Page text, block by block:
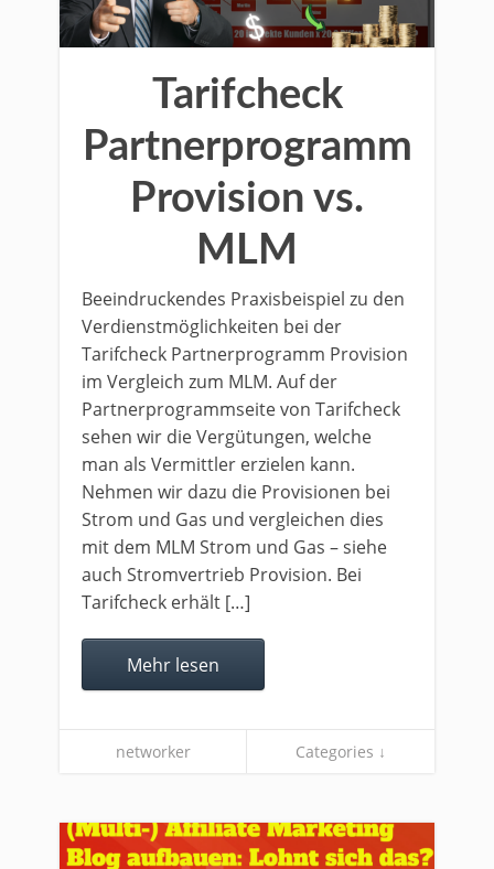
Tarifcheck
Partnerprogramm
Provision vs.
MLM
Beeindruckendes Praxisbeispiel zu den
Verdienstmöglichkeiten bei der
Tarifcheck Partnerprogramm Provision
im Vergleich zum MLM. Auf der
Partnerprogrammseite von Tarifcheck
sehen wir die Vergütungen, welche
man als Vermittler erzielen kann.
Nehmen wir dazu die Provisionen bei
Strom und Gas und vergleichen dies
mit dem MLM Strom und Gas – siehe
auch Stromvertrieb Provision. Bei
Tarifcheck erhält […]
Mehr lesen
networker Categories ↓